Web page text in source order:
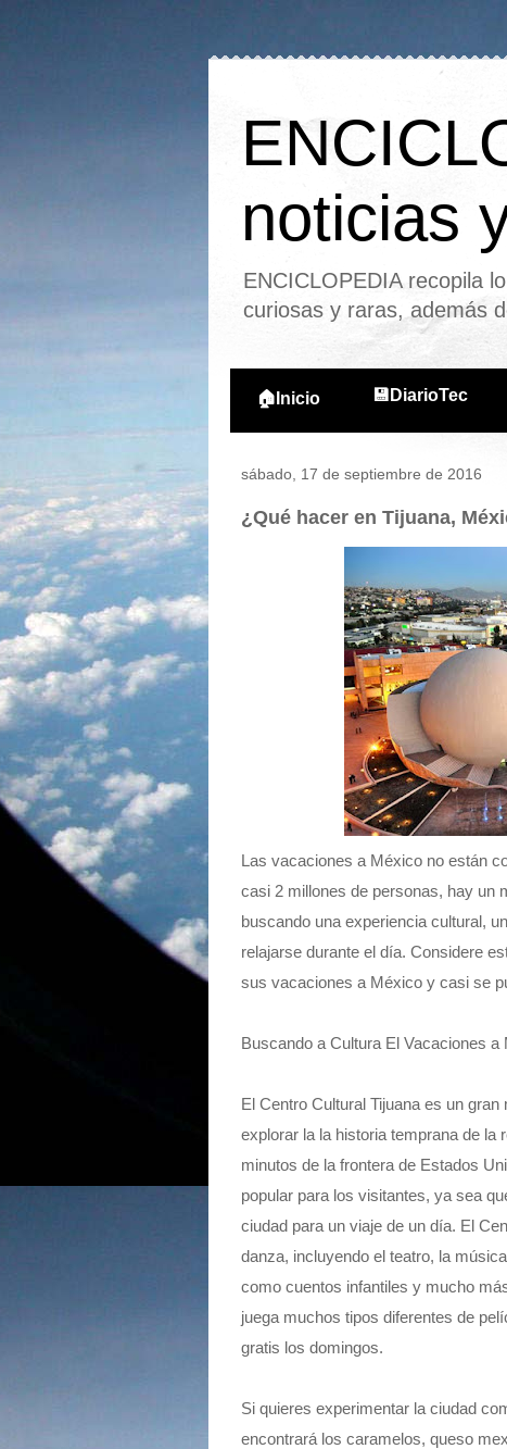
noticias
ENCICLOPEDIA recopila
curiosas y raras, además
🏠Inicio 💾DiarioTec
sábado, 17 de septiembre de 2016
¿Qué hacer en Tijuana,
Las vacaciones a México no están
casi 2 millones de personas, hay un
buscando una experiencia cultural,
relajarse durante el día. Considere
sus vacaciones a México y casi se
Buscando a Cultura El Vacaciones a
El Centro Cultural Tijuana es un
explorar la la historia temprana de la
minutos de la frontera de Estados
popular para los visitantes, ya sea
ciudad para un viaje de un día. El
danza, incluyendo el teatro, la
como cuentos infantiles y mucho
juega muchos tipos diferentes de
gratis los domingos.
Si quieres experimentar la ciudad
encontrará los caramelos, queso